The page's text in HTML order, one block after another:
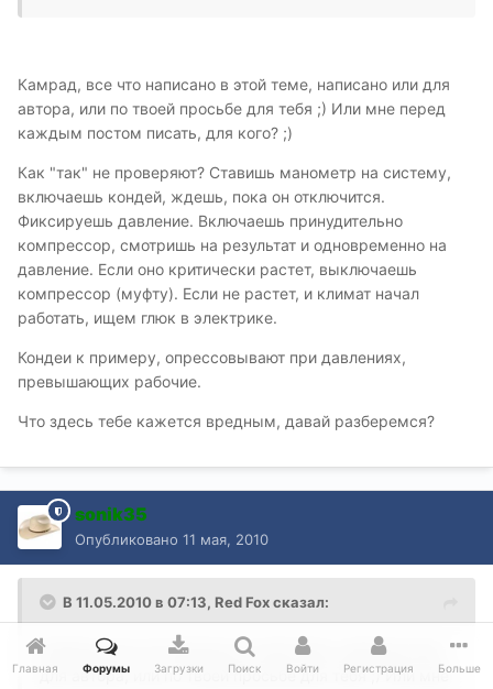
Камрад, все что написано в этой теме, написано или для
автора, или по твоей просьбе для тебя ;) Или мне перед
каждым постом писать, для кого? ;)
Как "так" не проверяют? Ставишь манометр на систему,
включаешь кондей, ждешь, пока он отключится.
Фиксируешь давление. Включаешь принудительно
компрессор, смотришь на результат и одновременно на
давление. Если оно критически растет, выключаешь
компрессор (муфту). Если не растет, и климат начал
работать, ищем глюк в электрике.
Кондеи к примеру, опрессовывают при давлениях,
превышающих рабочие.
Что здесь тебе кажется вредным, давай разберемся?
sonik35
Опубликовано 11 мая, 2010
В 11.05.2010 в 07:13, Red Fox сказал:
Камрад, все что написано в этой теме, написано или
для автора, или по твоей просьбе для тебя ;) Или мне
Главная Форумы Загрузки Поиск Войти Регистрация Больше